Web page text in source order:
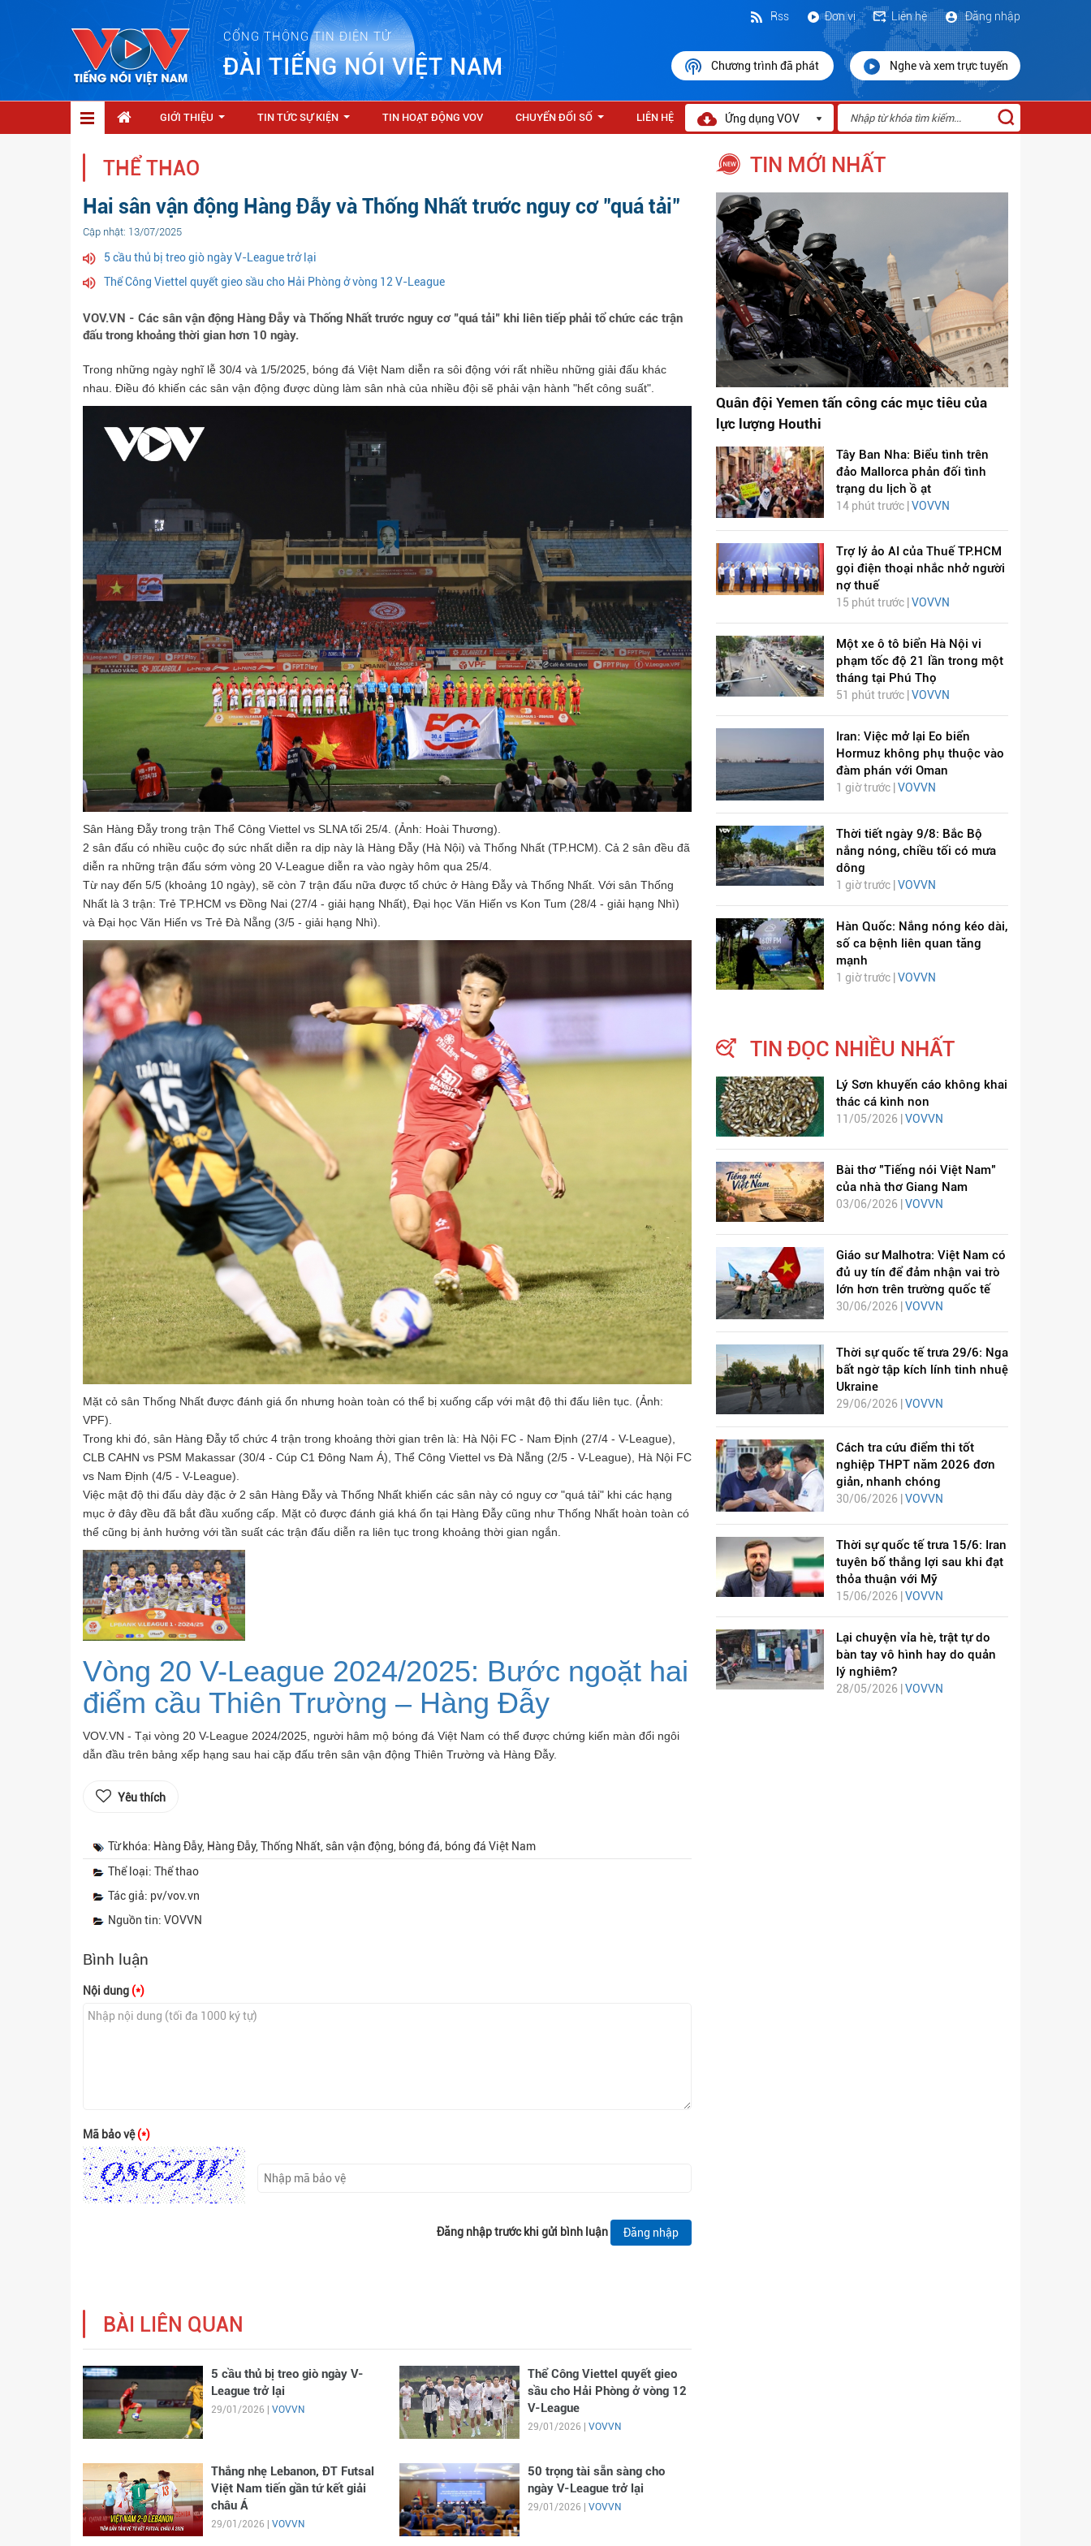
CỔNG THÔNG TIN ĐIỆN TỬ
ĐÀI TIẾNG NÓI VIỆT NAM
Đăng nhập
Liên hệ
Đơn vị
Rss
Chương trình đã phát Nghe và xem trực tuyến
GIỚI THIỆU TIN TỨC SỰ KIỆN TIN HOẠT ĐỘNG VOV CHUYỂN ĐỔI SỐ LIÊN HỆ Ứng dụng VOV
THỂ THAO
Hai sân vận động Hàng Đẫy và Thống Nhất trước nguy cơ "quá tải"
Cập nhật: 13/07/2025
5 cầu thủ bị treo giò ngày V-League trở lại
Thể Công Viettel quyết gieo sầu cho Hải Phòng ở vòng 12 V-League
VOV.VN - Các sân vận động Hàng Đẫy và Thống Nhất trước nguy cơ "quá tải" khi liên tiếp phải tổ chức các trận
đấu trong khoảng thời gian hơn 10 ngày.
Trong những ngày nghĩ lễ 30/4 và 1/5/2025, bóng đá Việt Nam diễn ra sôi động với rất nhiều những giải đấu khác
nhau. Điều đó khiến các sân vận động được dùng làm sân nhà của nhiều đội sẽ phải vận hành "hết công suất".
Sân Hàng Đẫy trong trận Thể Công Viettel vs SLNA tối 25/4. (Ảnh: Hoài Thương).
2 sân đấu có nhiều cuộc đọ sức nhất diễn ra dịp này là Hàng Đẫy (Hà Nội) và Thống Nhất (TP.HCM). Cả 2 sân đều đã
diễn ra những trận đấu sớm vòng 20 V-League diễn ra vào ngày hôm qua 25/4.
Từ nay đến 5/5 (khoảng 10 ngày), sẽ còn 7 trận đấu nữa được tổ chức ở Hàng Đẫy và Thống Nhất. Với sân Thống
Nhất là 3 trận: Trẻ TP.HCM vs Đồng Nai (27/4 - giải hạng Nhất), Đại học Văn Hiến vs Kon Tum (28/4 - giải hạng Nhì)
và Đại học Văn Hiến vs Trẻ Đà Nẵng (3/5 - giải hạng Nhì).
Mặt cỏ sân Thống Nhất được đánh giá ổn nhưng hoàn toàn có thể bị xuống cấp với mật độ thi đấu liên tục. (Ảnh:
VPF).
Trong khi đó, sân Hàng Đẫy tổ chức 4 trận trong khoảng thời gian trên là: Hà Nội FC - Nam Định (27/4 - V-League),
CLB CAHN vs PSM Makassar (30/4 - Cúp C1 Đông Nam Á), Thể Công Viettel vs Đà Nẵng (2/5 - V-League), Hà Nội FC
vs Nam Định (4/5 - V-League).
Việc mật độ thi đấu dày đặc ở 2 sân Hàng Đẫy và Thống Nhất khiến các sân này có nguy cơ "quá tải" khi các hạng
mục ở đây đều đã bắt đầu xuống cấp. Mặt cỏ được đánh giá khá ổn tại Hàng Đẫy cũng như Thống Nhất hoàn toàn có
thể cũng bị ảnh hưởng với tần suất các trận đấu diễn ra liên tục trong khoảng thời gian ngắn.
Vòng 20 V-League 2024/2025: Bước ngoặt hai
điểm cầu Thiên Trường – Hàng Đẫy
VOV.VN - Tại vòng 20 V-League 2024/2025, người hâm mộ bóng đá Việt Nam có thể được chứng kiến màn đổi ngôi
dẫn đầu trên bảng xếp hạng sau hai cặp đấu trên sân vận động Thiên Trường và Hàng Đẫy.
Yêu thích
Từ khóa: Hàng Đẫy, Hàng Đẫy, Thống Nhất, sân vận động, bóng đá, bóng đá Việt Nam
Thể loại: Thể thao
Tác giả: pv/vov.vn
Nguồn tin: VOVVN
Bình luận
Nội dung (*)
Mã bảo vệ(*)
Đăng nhập trước khi gửi bình luận Đăng nhập
BÀI LIÊN QUAN
5 cầu thủ bị treo giò ngày V-
League trở lại
29/01/2026 | VOVVN
Thể Công Viettel quyết gieo
sầu cho Hải Phòng ở vòng 12
V-League
29/01/2026 | VOVVN
Thắng nhẹ Lebanon, ĐT Futsal
Việt Nam tiến gần tứ kết giải
châu Á
29/01/2026 | VOVVN
50 trọng tài sẵn sàng cho
ngày V-League trở lại
29/01/2026 | VOVVN
TIN MỚI NHẤT
Quân đội Yemen tấn công các mục tiêu của
lực lượng Houthi
Tây Ban Nha: Biểu tình trên
đảo Mallorca phản đối tình
trạng du lịch ồ ạt
14 phút trước | VOVVN
Trợ lý ảo AI của Thuế TP.HCM
gọi điện thoại nhắc nhở người
nợ thuế
15 phút trước | VOVVN
Một xe ô tô biển Hà Nội vi
phạm tốc độ 21 lần trong một
tháng tại Phú Thọ
51 phút trước | VOVVN
Iran: Việc mở lại Eo biển
Hormuz không phụ thuộc vào
đàm phán với Oman
1 giờ trước | VOVVN
Thời tiết ngày 9/8: Bắc Bộ
nắng nóng, chiều tối có mưa
dông
1 giờ trước | VOVVN
Hàn Quốc: Nắng nóng kéo dài,
số ca bệnh liên quan tăng
mạnh
1 giờ trước | VOVVN
TIN ĐỌC NHIỀU NHẤT
Lý Sơn khuyến cáo không khai
thác cá kình non
11/05/2026 | VOVVN
Bài thơ "Tiếng nói Việt Nam"
của nhà thơ Giang Nam
03/06/2026 | VOVVN
Giáo sư Malhotra: Việt Nam có
đủ uy tín để đảm nhận vai trò
lớn hơn trên trường quốc tế
30/06/2026 | VOVVN
Thời sự quốc tế trưa 29/6: Nga
bất ngờ tập kích lính tinh nhuệ
Ukraine
29/06/2026 | VOVVN
Cách tra cứu điểm thi tốt
nghiệp THPT năm 2026 đơn
giản, nhanh chóng
30/06/2026 | VOVVN
Thời sự quốc tế trưa 15/6: Iran
tuyên bố thắng lợi sau khi đạt
thỏa thuận với Mỹ
15/06/2026 |VOVVN
Lại chuyện vỉa hè, trật tự do
bàn tay vô hình hay do quản
lý nghiêm?
28/05/2026 |VOVVN